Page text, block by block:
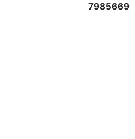
7985669